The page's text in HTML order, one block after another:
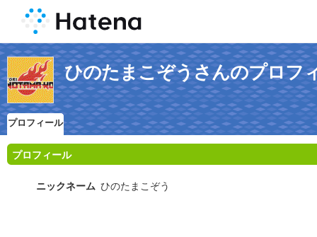
ひのたまこぞうさんのプロフ
プロフィール
プロフィール
ニックネーム ひのたまこぞう